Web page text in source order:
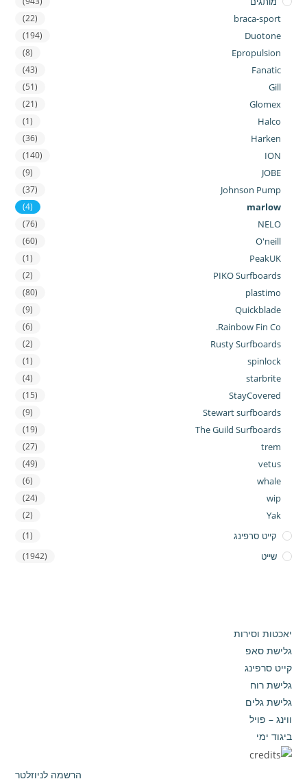
braca-sport
(22)
Duotone
(194)
Epropulsion
(8)
Fanatic
(43)
Gill
(51)
Glomex
(21)
Halco
(1)
Harken
(36)
ION
(140)
JOBE
(9)
Johnson Pump
(37)
marlow
(4)
NELO
(76)
O'neill
(60)
PeakUK
(1)
PIKO Surfboards
(2)
plastimo
(80)
Quickblade
(9)
Rainbow Fin Co.
(6)
Rusty Surfboards
(2)
spinlock
(1)
starbrite
(4)
StayCovered
(15)
Stewart surfboards
(9)
The Guild Surfboards
(19)
trem
(27)
vetus
(49)
whale
(6)
wip
(24)
Yak
(2)
קייט סרפינג (1)
שייט (1942)
יאכטות וסירות
גלישת סאפ
קייט סרפינג
גלישת רוח
גלישת גלים
ווינג – פויל
ביגוד ימי
הרשמה לניוזלטר